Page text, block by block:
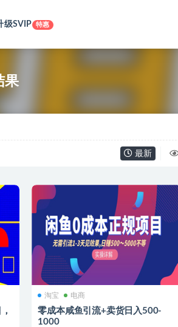
级SVIP 特惠
果
最新
淘宝 电商
零成本咸鱼引流+卖货日入500-
1000